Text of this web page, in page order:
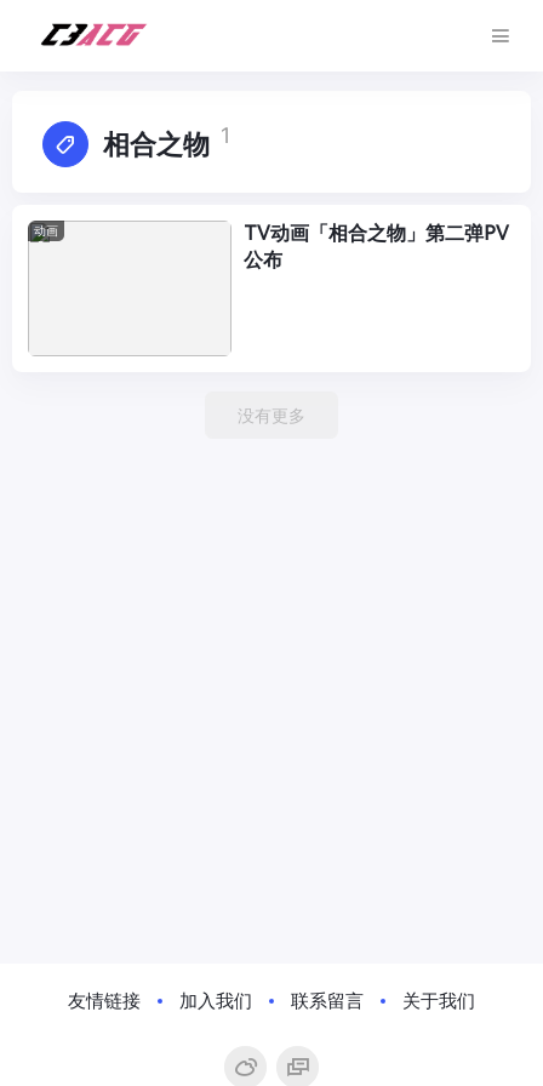
相合之物 1
动画
TV动画「相合之物」第二弹PV
公布
没有更多
友情链接 加入我们 联系留言 关于我们